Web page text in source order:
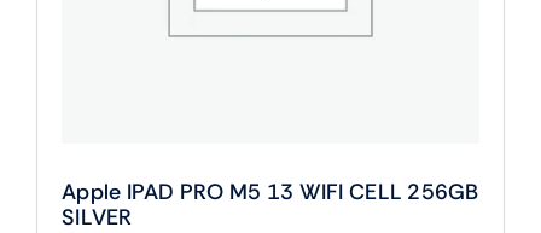
Apple IPAD PRO M5 13 WIFI CELL 256GB
SILVER